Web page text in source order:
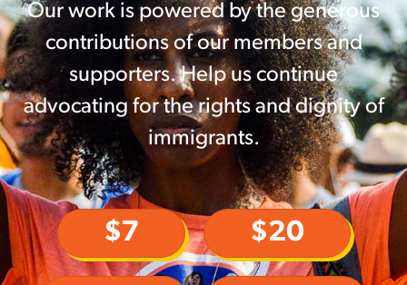
Our work is powered by the generous
contributions of our members and
supporters. Help us continue
advocating for the rights and dignity of
immigrants.
$7 $20